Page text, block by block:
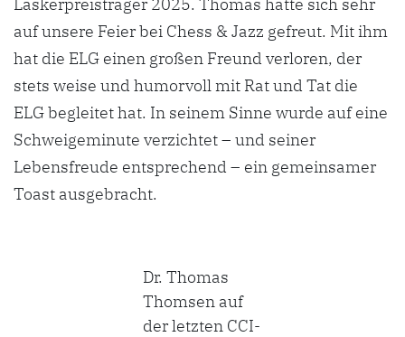
auf unsere Feier bei Chess & Jazz gefreut. Mit ihm
hat die ELG einen großen Freund verloren, der
stets weise und humorvoll mit Rat und Tat die
ELG begleitet hat. In seinem Sinne wurde auf eine
Schweigeminute verzichtet – und seiner
Lebensfreude entsprechend – ein gemeinsamer
Toast ausgebracht.
Dr. Thomas
Thomsen auf
der letzten CCI-